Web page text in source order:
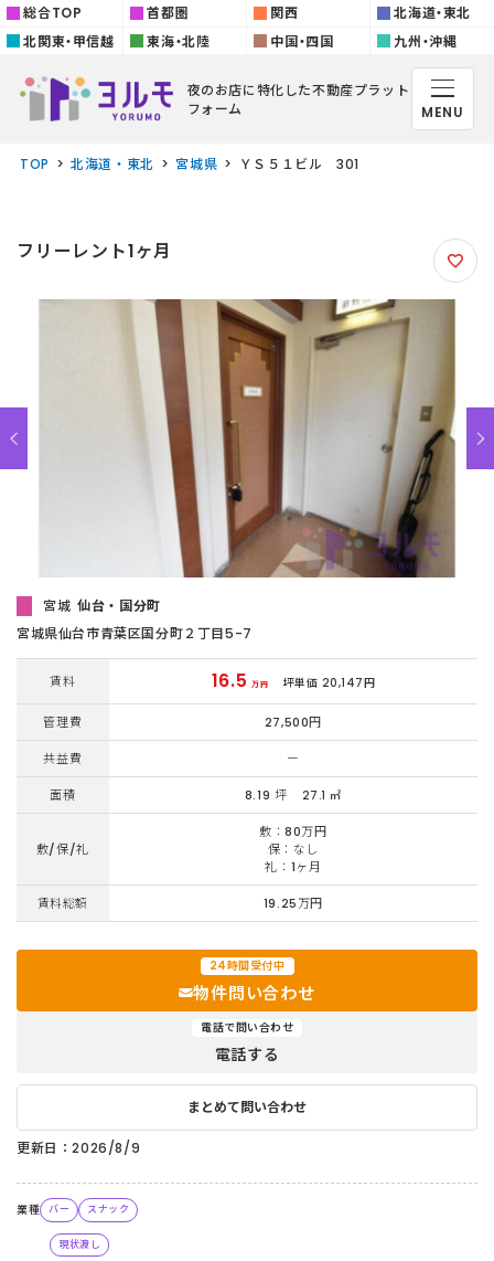
総合TOP 首都圏 関西
北海道・東北
北関東・甲信越
東海・北陸 中国・四国 九州・沖縄
夜のお店に特化した不動産プラット
フォーム
MENU
TOP 北海道・東北 宮城県 ＹＳ５１ビル 301
フリーレント1ヶ月
宮城 仙台・国分町
宮城県仙台市青葉区国分町２丁目5-7
賃料 16.5 万円 坪単価 20,147円
管理費 27,500円
共益費 ー
面積 8.19 坪 27.1 ㎡
敷/保/礼
敷：80万円
保：なし
礼：1ヶ月
賃料総額 19.25万円
24時間受付中
物件問い合わせ
電話で問い合わせ
電話する
まとめて問い合わせ
更新日：2026/8/9
業種 バー スナック
現状渡し